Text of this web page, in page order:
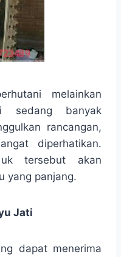
melainkan
sedang banyak
rancangan,
diperhatikan.
tersebut akan
yang panjang.
Jati
dapat menerima